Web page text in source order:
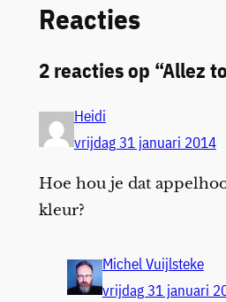
Reacties
2 reacties op “Allez
Heidi
vrijdag 31 januari 2014
Hoe hou je dat
kleur?
Michel Vuijlsteke
vrijdag 31 januari